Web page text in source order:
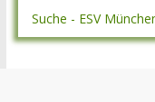
Suche - ESV